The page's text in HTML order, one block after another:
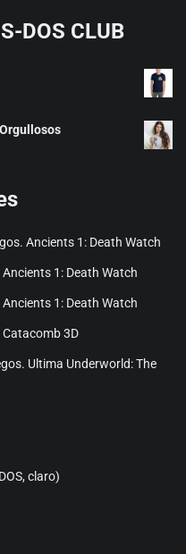
DOS CLUB
Ancients 1: Death Watch
1: Death Watch
1: Death Watch
Catacomb 3D
Ultima Underworld: The
claro)